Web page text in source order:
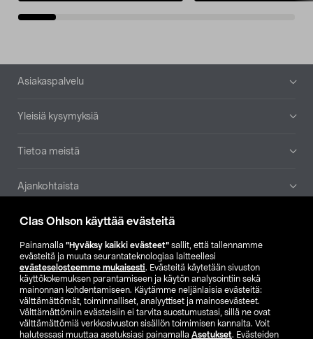
Clas Ohlson käyttää evästeitä
Painamalla ”Hyväksy kaikki evästeet” sallit, että tallennamme
evästeitä ja muuta seurantateknologiaa laitteellesi
evästeselosteemme mukaisesti. Evästeitä käytetään sivuston
käyttökokemuksen parantamiseen ja käytön analysointiin sekä
mainonnan kohdentamiseen. Käytämme neljänlaisia evästeitä:
välttämättömät, toiminnalliset, analyyttiset ja mainosevästeet.
Välttämättömiin evästeisiin ei tarvita suostumustasi, sillä ne ovat
välttämättömiä verkkosivuston sisällön toimimisen kannalta. Voit
halutessasi muuttaa asetuksiasi painamalla Asetukset. Evästeiden
Alatunniste
Asiakaspalvelu
Yleisiä kysymyksiä
Tietoa meistä
Ajankohtaista
Muut yrityksemme
Etsi myymälä
SE NO FI
FI SV